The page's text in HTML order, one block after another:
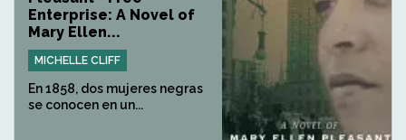
Enterprise: A Novel of
Mary Ellen...
MICHELLE CLIFF
En 1858, dos mujeres negras
se conocen en un...